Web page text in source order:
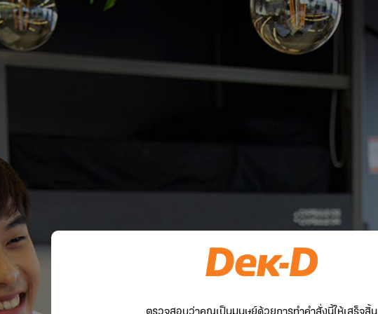
ตรวจสอบว่าคุณเป็นมนุษย์ด้วยการทำคำสั่งนี้ให้เสร็จสิ้น